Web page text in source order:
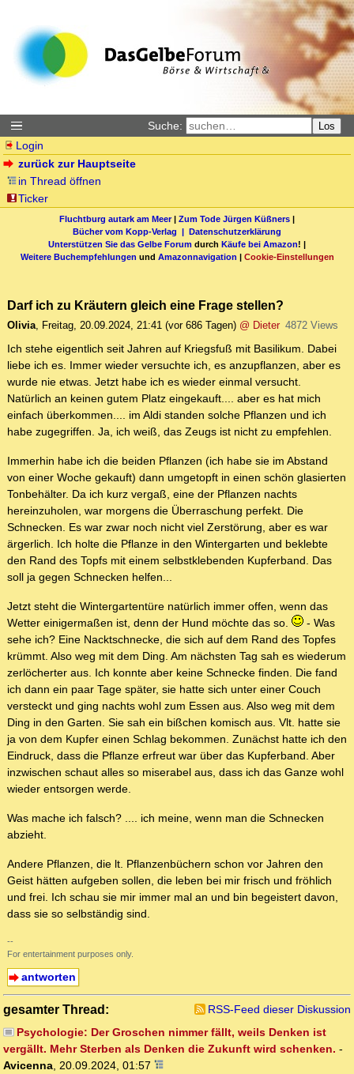
Suche: Los
Login
zurück zur Hauptseite
in Thread öffnen
Ticker
Fluchtburg autark am Meer| Zum Tode Jürgen Küßners |
Bücher vom Kopp-Verlag | Datenschutzerklärung
Unterstützen Sie das Gelbe Forum durch Käufe bei Amazon! |
Weitere Buchempfehlungen und Amazonnavigation | Cookie-Einstellungen
Darf ich zu Kräutern gleich eine Frage stellen?
Olivia, Freitag, 20.09.2024, 21:41 (vor 686 Tagen) @ Dieter 4872 Views
Ich stehe eigentlich seit Jahren auf Kriegsfuß mit Basilikum. Dabei
liebe ich es. Immer wieder versuchte ich, es anzupflanzen, aber es
wurde nie etwas. Jetzt habe ich es wieder einmal versucht.
Natürlich an keinen gutem Platz eingekauft.... aber es hat mich
einfach überkommen.... im Aldi standen solche Pflanzen und ich
habe zugegriffen. Ja, ich weiß, das Zeugs ist nicht zu empfehlen.
Immerhin habe ich die beiden Pflanzen (ich habe sie im Abstand
von einer Woche gekauft) dann umgetopft in einen schön glasierten
Tonbehälter. Da ich kurz vergaß, eine der Pflanzen nachts
hereinzuholen, war morgens die Überraschung perfekt. Die
Schnecken. Es war zwar noch nicht viel Zerstörung, aber es war
ärgerlich. Ich holte die Pflanze in den Wintergarten und beklebte
den Rand des Topfs mit einem selbstklebenden Kupferband. Das
soll ja gegen Schnecken helfen...
Jetzt steht die Wintergartentüre natürlich immer offen, wenn das
Wetter einigermaßen ist, denn der Hund möchte das so.
- Was
sehe ich? Eine Nacktschnecke, die sich auf dem Rand des Topfes
krümmt. Also weg mit dem Ding. Am nächsten Tag sah es wiederum
zerlöcherter aus. Ich konnte aber keine Schnecke finden. Die fand
ich dann ein paar Tage später, sie hatte sich unter einer Couch
versteckt und ging nachts wohl zum Essen aus. Also weg mit dem
Ding in den Garten. Sie sah ein bißchen komisch aus. Vlt. hatte sie
ja von dem Kupfer einen Schlag bekommen. Zunächst hatte ich den
Eindruck, dass die Pflanze erfreut war über das Kupferband. Aber
inzwischen schaut alles so miserabel aus, dass ich das Ganze wohl
wieder entsorgen werde.
Was mache ich falsch? .... ich meine, wenn man die Schnecken
abzieht.
Andere Pflanzen, die lt. Pflanzenbüchern schon vor Jahren den
Geist hätten aufgeben sollen, die leben bei mir frisch und fröhlich
und frei. Ich schau sie mir immer mal an und bin begeistert davon,
dass sie so selbständig sind.
--
For entertainment purposes only.
antworten
gesamter Thread:
RSS-Feed dieser Diskussion
Psychologie: Der Groschen nimmer fällt, weils Denken ist
vergällt. Mehr Sterben als Denken die Zukunft wird schenken. -
Avicenna, 20.09.2024, 01:57